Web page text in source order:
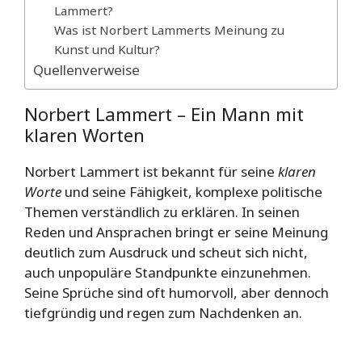
Lammert?
Was ist Norbert Lammerts Meinung zu
Kunst und Kultur?
Quellenverweise
Norbert Lammert – Ein Mann mit
klaren Worten
Norbert Lammert ist bekannt für seine klaren
Worte und seine Fähigkeit, komplexe politische
Themen verständlich zu erklären. In seinen
Reden und Ansprachen bringt er seine Meinung
deutlich zum Ausdruck und scheut sich nicht,
auch unpopuläre Standpunkte einzunehmen.
Seine Sprüche sind oft humorvoll, aber dennoch
tiefgründig und regen zum Nachdenken an.